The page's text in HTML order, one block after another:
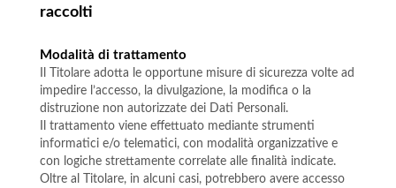
raccolti
Modalità di trattamento
Il Titolare adotta le opportune misure di sicurezza volte ad
impedire l’accesso, la divulgazione, la modifica o la
distruzione non autorizzate dei Dati Personali.
Il trattamento viene effettuato mediante strumenti
informatici e/o telematici, con modalità organizzative e
con logiche strettamente correlate alle finalità indicate.
Oltre al Titolare, in alcuni casi, potrebbero avere accesso